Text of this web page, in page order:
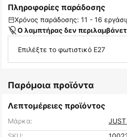
Πληροφορίες παράδοσης
Χρόνος παράδοσης: 11 - 16
Ο λαμπτήρας δεν
Επιλέξτε το φωτιστικό E27
Παρόμοια προϊόντα
Λεπτομέρειες προϊόντος
Μάρκα: